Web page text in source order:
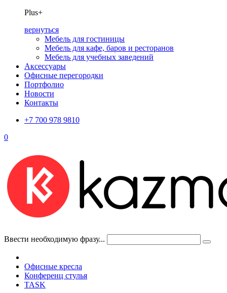
Plus+
вернуться
Мебель для гостиницы
Мебель для кафе, баров и ресторанов
Мебель для учебных заведений
Аксессуары
Офисные перегородки
Портфолио
Новости
Контакты
+7 700 978 9810
0
Ввести необходимую фразу...
Офисные кресла
Конференц стулья
TASK